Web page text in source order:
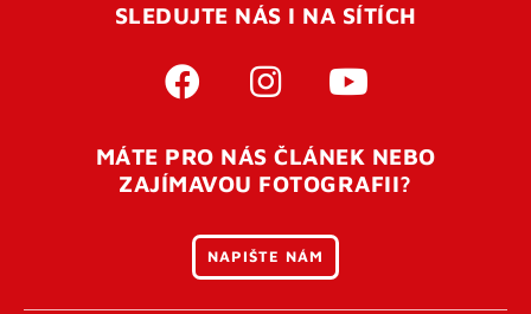
SLEDUJTE NÁS I NA SÍTÍCH
MÁTE PRO NÁS ČLÁNEK NEBO
ZAJÍMAVOU FOTOGRAFII?
NAPIŠTE NÁM